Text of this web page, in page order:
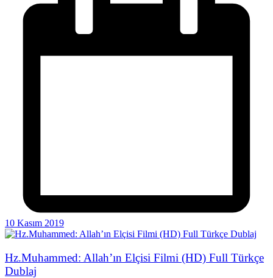
10 Kasım 2019
Hz.Muhammed: Allah’ın Elçisi Filmi (HD) Full Türkçe
Dublaj